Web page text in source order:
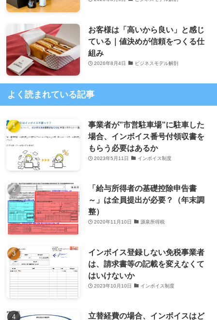
お客様は「高いから良い」と感じ
ている｜値決めが信頼をつくる仕
組み
2026年8月4日 ビジネスモデル解剖
よく読まれている記事
事業者が”市営駐車場”に駐車した
場合、インボイス番号付領収書を
もらう必要はあるか
2023年5月11日 インボイス制度
「給与所得者の基礎控除申告書
～」は全員提出が必要？（年末調
整）
2020年11月10日 源泉所得税
インボイス登録しない免税事業者
は、請求書等の記載を変えなくて
はいけないか
2023年10月10日 インボイス制度
立替経費の場合、インボイスはど